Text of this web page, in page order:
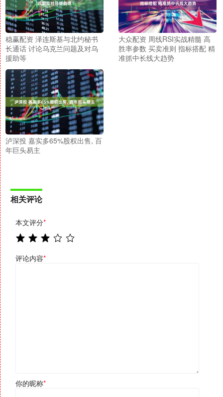
稳赢配资 泽连斯基与北约秘书
长通话 讨论乌克兰问题及对乌
援助等
大众配资 周线RSI实战精髓 高
胜率参数 买卖准则 指标搭配 精
准抓中长线大趋势
泸深投 嘉实多65%股权出售, 百
年巨头易主
相关评论
本文评分*
评论内容*
你的昵称*